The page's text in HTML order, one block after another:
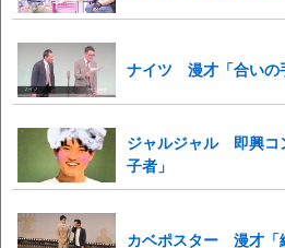
ナイツ 漫才「合いの
ジャルジャル 即興コ
子者」
カベポスター 漫才「